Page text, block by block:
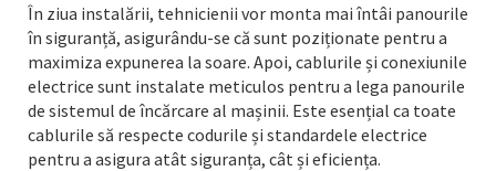
În ziua instalării, tehnicienii vor monta mai întâi panourile
în siguranță, asigurându-se că sunt poziționate pentru a
maximiza expunerea la soare. Apoi, cablurile și conexiunile
electrice sunt instalate meticulos pentru a lega panourile
de sistemul de încărcare al mașinii. Este esențial ca toate
cablurile să respecte codurile și standardele electrice
pentru a asigura atât siguranța, cât și eficiența.